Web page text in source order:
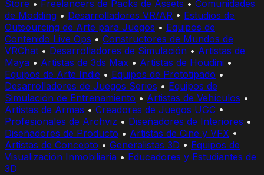
Store • Freelancers de Packs de Assets • Comunidades
de Modding • Desarrolladores VR/AR • Estudios de
Outsourcing de Arte para Juegos • Equipos de
Contenido Live Ops • Constructores de Mundos de
VRChat • Desarrolladores de Simulación • Artistas de
Maya • Artistas de 3ds Max • Artistas de Houdini •
Equipos de Arte Indie • Equipos de Prototipado •
Desarrolladores de Juegos Serios • Equipos de
Simulación de Entrenamiento • Artistas de Vehículos •
Artistas de Armas • Creadores de Juegos UGC •
Profesionales de Archviz • Diseñadores de Interiores •
Diseñadores de Producto • Artistas de Cine y VFX •
Artistas de Concepto • Generalistas 3D • Equipos de
Visualización Inmobiliaria • Educadores y Estudiantes de
3D